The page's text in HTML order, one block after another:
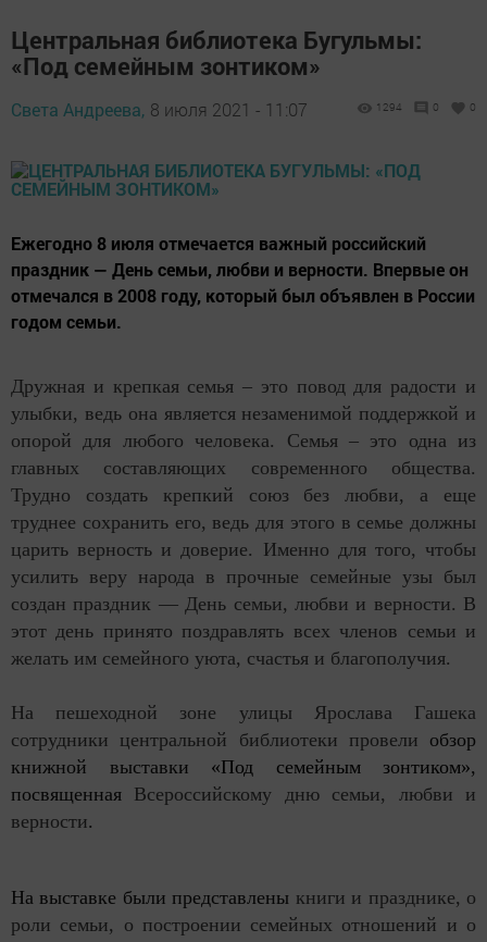
Центральная библиотека Бугульмы:
«Под семейным зонтиком»
Света Андреева, 8 июля 2021 - 11:07 1294 0 0
Ежегодно 8 июля отмечается важный российский
праздник — День семьи, любви и верности. Впервые он
отмечался в 2008 году, который был объявлен в России
годом семьи.
Дружная и крепкая семья – это повод для радости и
улыбки, ведь она является незаменимой поддержкой и
опорой для любого человека. Семья – это одна из
главных составляющих современного общества.
Трудно создать крепкий союз без любви, а еще
труднее сохранить его, ведь для этого в семье должны
царить верность и доверие. Именно для того, чтобы
усилить веру народа в прочные семейные узы был
создан праздник — День семьи, любви и верности. В
этот день принято поздравлять всех членов семьи и
желать им семейного уюта, счастья и благополучия.
На пешеходной зоне улицы Ярослава Гашека
сотрудники центральной библиотеки провели обзор
книжной выставки «Под семейным зонтиком»,
посвященная Всероссийскому дню семьи, любви и
верности.
На выставке были представлены книги и празднике, о
роли семьи, о построении семейных отношений и о